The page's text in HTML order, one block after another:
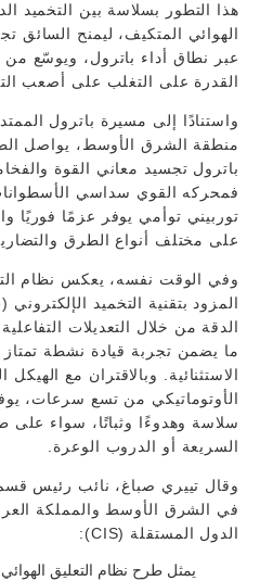
هذا التطور بسلاسة بين التخميد
الهوائي المتكيف، ليمنح السائق
عبر نطاق أداء باترول، ويوسّع من
القدرة على التغلب على أصعب
واستنادًا إلى مسيرة باترول
منطقة الشرق الأوسط، يواصل
باترول تجسيد معاني القوة
توربيني توأمي يوفر عزمًا فوريًا
على مختلف أنواع الطرق
وفي الوقت نفسه، يعكس نظام
الدقة من خلال التعديلات التفاعلية
ما يضمن تجربة قيادة نشطة تمتاز
الاستثنائية. وبالاقتران مع
الأوتوماتيكي من تسع سرعات،
سلاسة وهدوءًا وثباتًا، سواء على
السريعة أو الدروب الوعرة.
وقال تييري صباغ، نائب رئيس
في الشرق الأوسط والمملكة
الدول المستقلة (CIS):
يمثل طرح نظام التعليق